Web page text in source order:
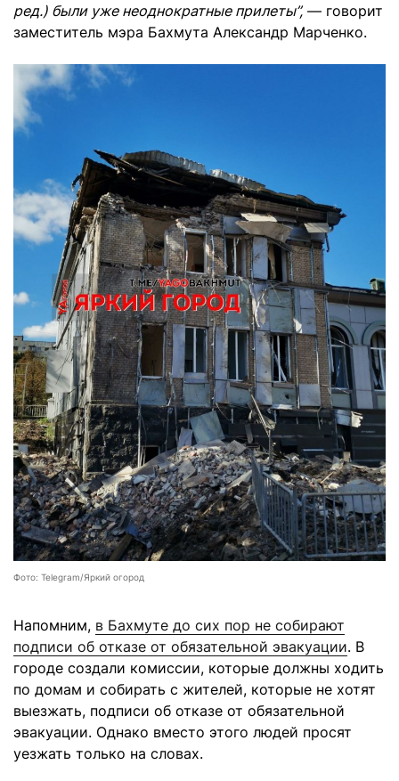
ред.) были уже неоднократные прилеты”, — говорит
заместитель мэра Бахмута Александр Марченко.
Фото: Telegram/Яркий огород
Напомним, в Бахмуте до сих пор не собирают
подписи об отказе от обязательной эвакуации. В
городе создали комиссии, которые должны ходить
по домам и собирать с жителей, которые не хотят
выезжать, подписи об отказе от обязательной
эвакуации. Однако вместо этого людей просят
уезжать только на словах.